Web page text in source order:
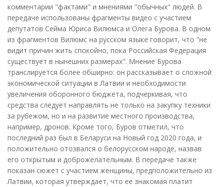
комментарии "фактами" и мнениями "обычных" людей. В
передаче использованы фрагменты видео с участием
депутатов Сейма Юриса Вилюмса и Олега Бурова. В одном
из фрагментов Вилюмс на русском языке говорит, что "не
видит причин жить спокойно, пока Российская Федерация
существует в нынешних размерах". Мнение Бурова
транслируется более обширно: он рассказывает о сложной
экономической ситуации в Латвии и необходимости
увеличения оборонного бюджета, подчеркивая, что
средства следует направлять не только на закупку техники
за рубежом, но и на развитие местного производства,
например, дронов. Кроме того, Буров отметил, что
последний раз был в Беларуси на Новый год 2020 года, и
положительно отозвался о белорусском народе, назвав
его открытым и доброжелательным. В передаче также
показан сюжет с участием женщины, предположительно из
Латвии, которая утверждает, что ее знакомая платит